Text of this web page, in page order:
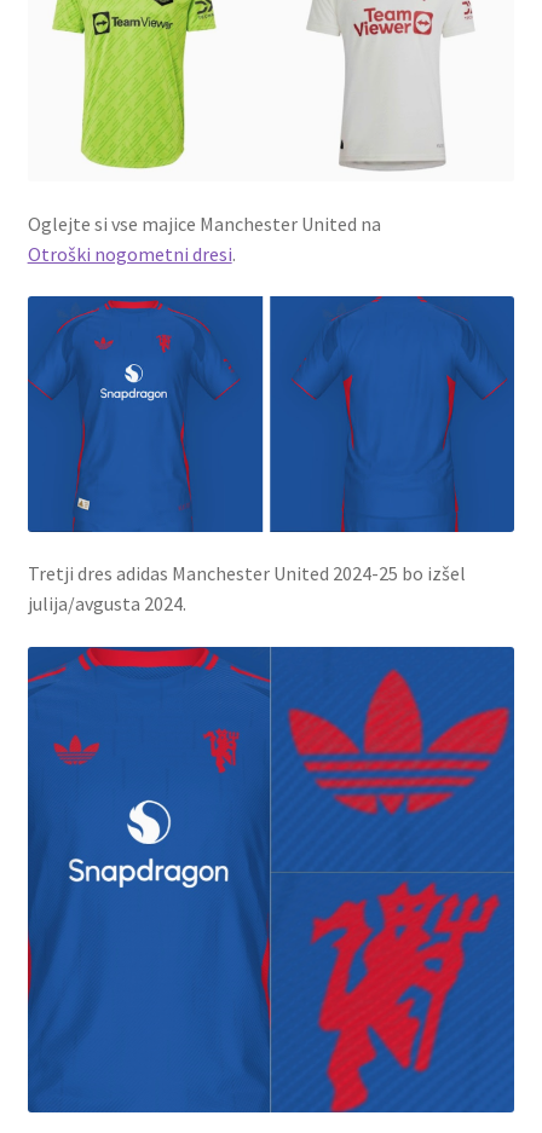
Oglejte si vse majice Manchester United na
Otroški nogometni dresi.
Tretji dres adidas Manchester United 2024-25 bo izšel
julija/avgusta 2024.